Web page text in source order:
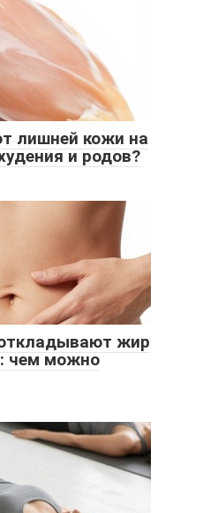
лишней кожи на
и родов?
жир
чем можно